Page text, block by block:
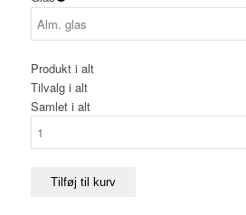
Produkt i alt
Tilvalg i alt
Samlet i alt
antalTilføj til kurv